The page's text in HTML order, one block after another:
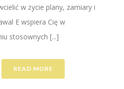
w życie plany, zamiary i
E wspiera Cię w
stosownych [...]
READ MORE